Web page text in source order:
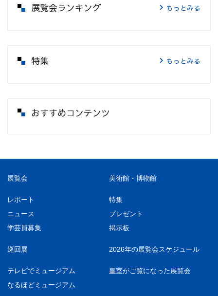
展覧会ランキング もっとみる
特集 もっとみる
おすすめコンテンツ
展覧会 美術館・博物館
レポート
特集
ニュース
プレゼント
学芸員募集
掲示板
巡回展 2026年の展覧会スケジュール
テレビでミュージアム
皇室がご覧になった展覧会
なるほどミュージアム